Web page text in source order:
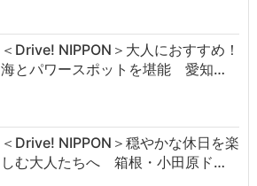
＜Drive! NIPPON＞大人におすすめ！
海とパワースポットを堪能 愛知…
＜Drive! NIPPON＞穏やかな休日を楽
しむ大人たちへ 箱根・小田原ド…